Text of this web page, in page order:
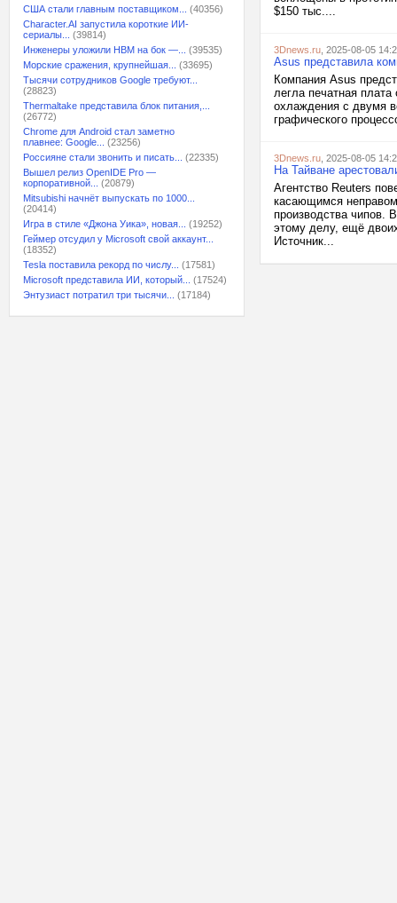
США стали главным поставщиком...
(40356)
Character.AI запустила короткие ИИ-
сериалы...
(39814)
Инженеры уложили HBM на бок —...
(39535)
Морские сражения, крупнейшая...
(33695)
Тысячи сотрудников Google требуют...
(28823)
Thermaltake представила блок питания,...
(26772)
Chrome для Android стал заметно
плавнее: Google...
(23256)
Россияне стали звонить и писать...
(22335)
Вышел релиз OpenIDE Pro —
корпоративной...
(20879)
Mitsubishi начнёт выпускать по 1000...
(20414)
Игра в стиле «Джона Уика», новая...
(19252)
Геймер отсудил у Microsoft свой аккаунт...
(18352)
Tesla поставила рекорд по числу...
(17581)
Microsoft представила ИИ, который...
(17524)
Энтузиаст потратил три тысячи...
(17184)
$150 тыс....
3Dnews.ru , 2025-08-05
Asus представила
Компания Asus
легла печатная
охлаждения с двумя
графического
3Dnews.ru , 2025-08-05
На Тайване
Агентство Reuters
касающимся
производства чипов.
этому делу, ещё
Источник...